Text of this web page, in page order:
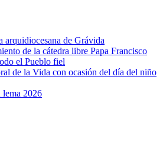
arquidiocesana de Grávida
de la cátedra libre Papa Francisco
el Pueblo fiel
de la Vida con ocasión del día del niño
lema 2026